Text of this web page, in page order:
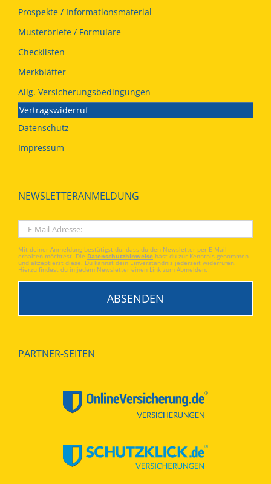
Prospekte / Informationsmaterial
Musterbriefe / Formulare
Checklisten
Merkblätter
Allg. Versicherungsbedingungen
Vertragswiderruf
Datenschutz
Impressum
NEWSLETTERANMELDUNG
Mit deiner Anmeldung bestätigst du, dass du den Newsletter per E-Mail
erhalten möchtest. Die Datenschutzhinweise hast du zur Kenntnis genommen
und akzeptierst diese. Du kannst dein Einverständnis jederzeit widerrufen.
Hierzu findest du in jedem Newsletter einen Link zum Abmelden.
PARTNER-SEITEN